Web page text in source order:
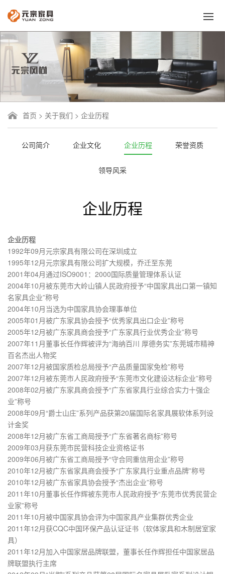
首页 > 关于我们 > 企业历程
公司简介 企业文化 企业历程 荣誉资质
领导风采
企业历程
企业历程
1992年09月元宗家具有限公司在深圳成立
1995年12月元宗家具有限公司扩大规模，乔迁至东莞
2001年04月通过ISO9001：2000国际质量管理体系认证
2004年10月被东莞市大岭山镇人民政府授予“中国家具出口第一镇知
名家具企业”称号
2004年10月当选为中国家具协会理事单位
2005年01月被广东家具协会授予“优秀家具出口企业”称号
2005年12月被广东家具商会授予“广东家具行业优秀企业”称号
2007年11月董事长任作辉被评为“海纳百川 厚德务实”东莞城市精神
百名杰出人物奖
2007年12月被国家质检总局授予“产品质量国家免检”称号
2007年12月被东莞市人民政府授予“东莞市文化建设达标企业”称号
2008年02月被广东家具商会授予“广东省家具行业综合实力十强企
业”称号
2008年09月“爵士山庄”系列产品获第20届国际名家具展软体系列设
计金奖
2008年12月被广东省工商局授予“广东省著名商标”称号
2009年03月获东莞市民营科技企业资格证书
2009年06月被广东省工商局授予“守合同重信用企业”称号
2010年12月被广东省家具商会授予“广东家具行业重点品牌”称号
2010年12月被广东省家具协会授予“杰出企业”称号
2011年10月董事长任作辉被东莞市人民政府授予“东莞市优秀民营企
业家”称号
2011年10月被中国家具协会评为中国家具产业集群优秀企业
2011年12月获CQC中国环保产品认证证书（软体家具和木制居室家
具）
2011年12月加入中国家居品牌联盟，董事长任作辉担任中国家居品
牌联盟执行主席